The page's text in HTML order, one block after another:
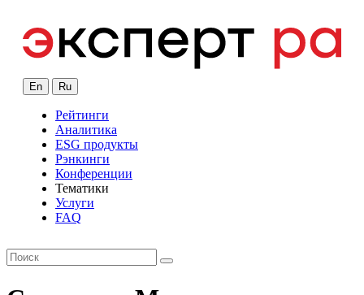
En Ru
Рейтинги
Аналитика
ESG продукты
Рэнкинги
Конференции
Тематики
Услуги
FAQ